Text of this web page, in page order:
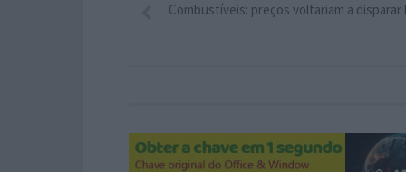
Combustíveis: preços voltariam a disparar